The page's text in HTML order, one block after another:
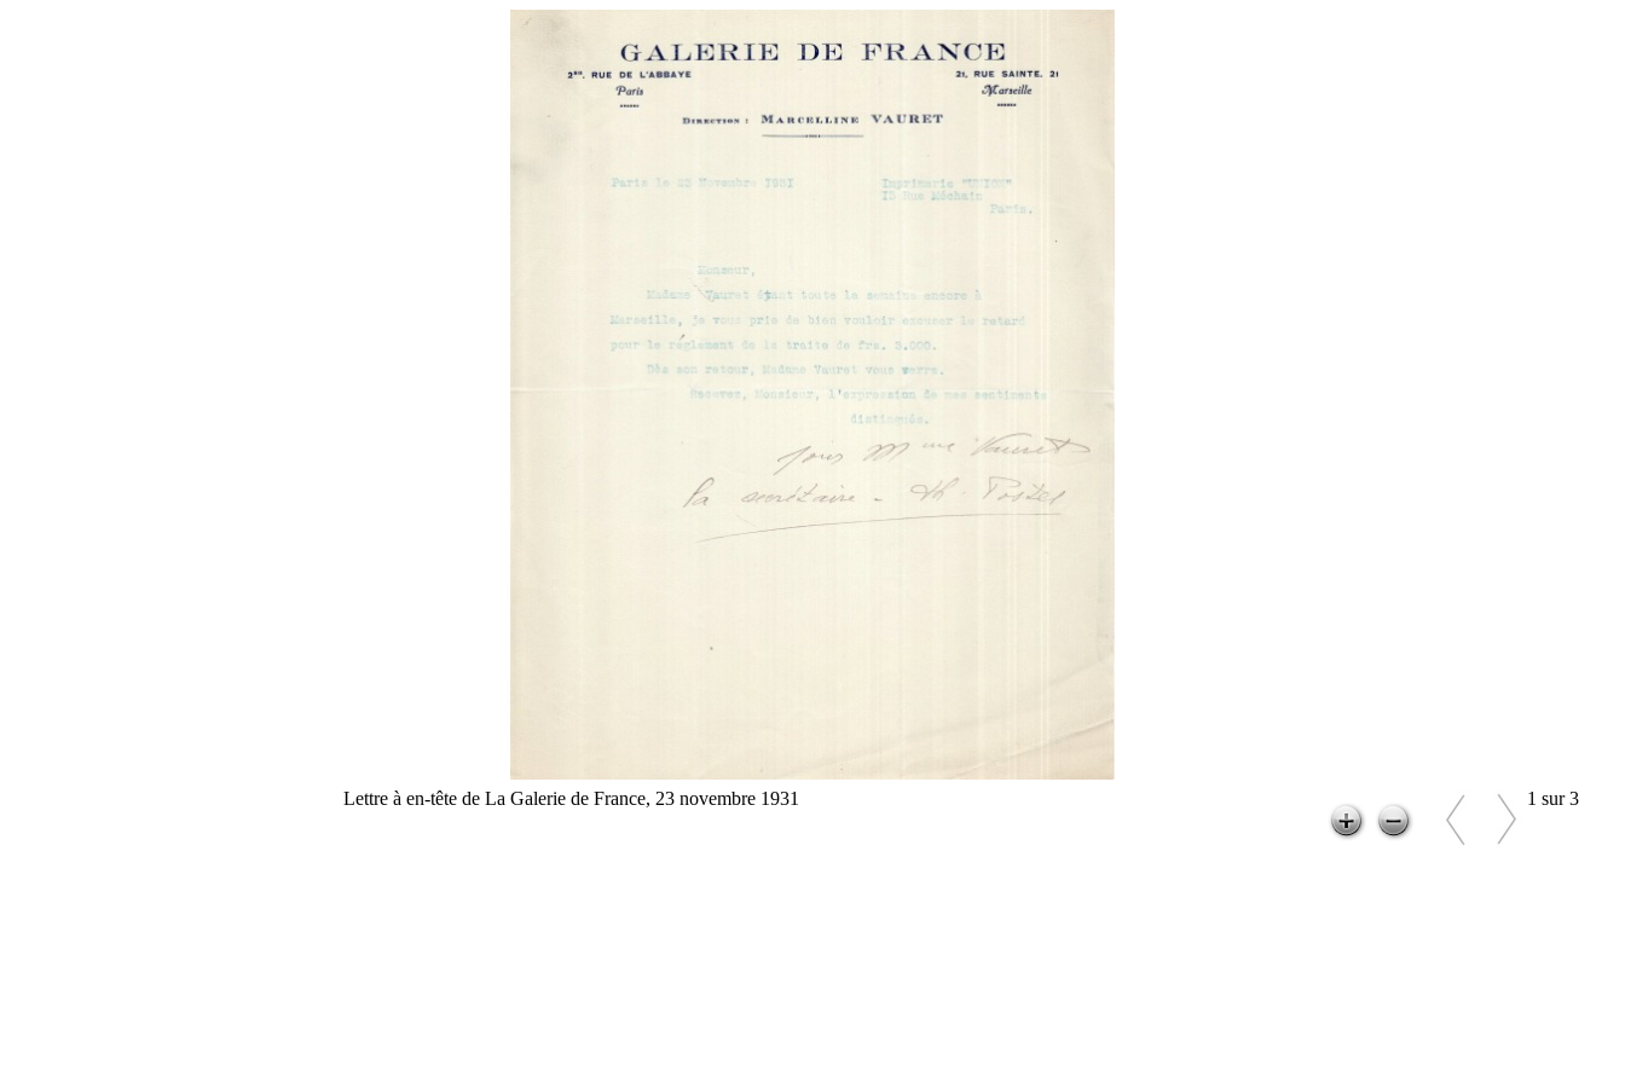
Lettre à en-tête de La Galerie de France, 23 novembre 1931 1 sur 3